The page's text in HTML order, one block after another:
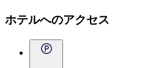
ホテルへのアクセス